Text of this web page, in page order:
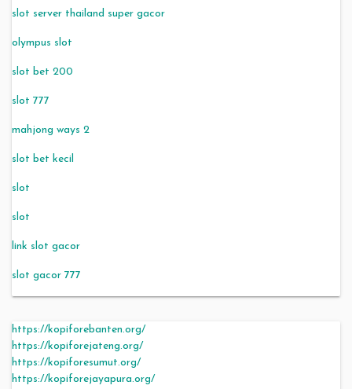
slot server thailand super gacor
olympus slot
slot bet 200
slot 777
mahjong ways 2
slot bet kecil
slot
slot
link slot gacor
slot gacor 777
https://kopiforebanten.org/
https://kopiforejateng.org/
https://kopiforesumut.org/
https://kopiforejayapura.org/